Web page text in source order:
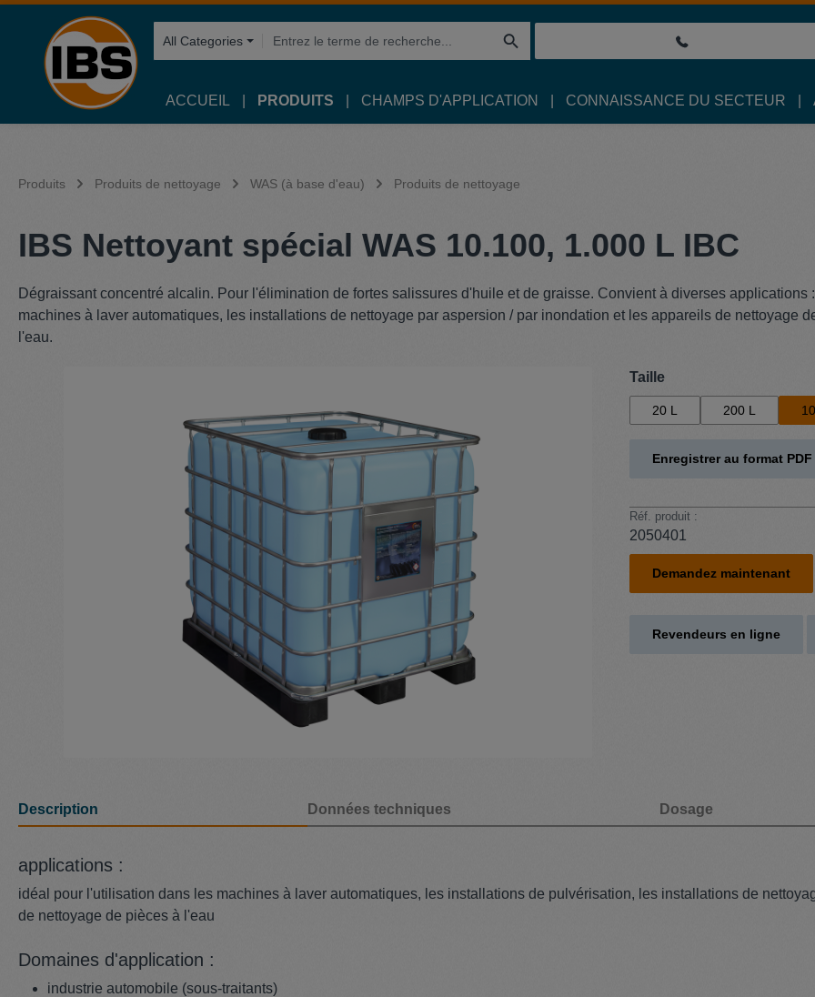
Passer à la navigation principale
All Categories
ACCUEIL PRODUITS CHAMPS D'APPLICATION CONNAISSANCE DU SECTEUR
Produits Produits de nettoyage WAS (à base d'eau) Produits de nettoyage
IBS Nettoyant spécial WAS 10.100, 1.000 L IBC
Dégraissant concentré alcalin. Pour l'élimination de fortes salissures d'huile et de graisse. Convient à diverses applications
machines à laver automatiques, les installations de nettoyage par aspersion / par inondation et les appareils de nettoyage
l'eau.
Sélectionnez
Taille
20 L 200 L
Enregistrer au format PDF
Réf. produit :
2050401
Demandez maintenant
Revendeurs en ligne
Description Données techniques Dosage
applications :
idéal pour l'utilisation dans les machines à laver automatiques, les installations de pulvérisation, les installations de
de nettoyage de pièces à l'eau
Domaines d'application :
industrie automobile (sous-traitants)